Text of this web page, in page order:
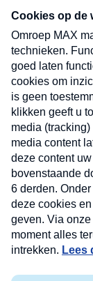
nieuwsbrief.
uw mailbox.
Neem hier
nieuwsbrief.